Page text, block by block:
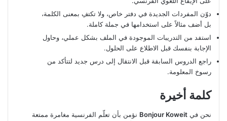
دوّن المفردات الجديدة في دفتر خاص، ولا تكتفِ بمعنى الكلمة،
بل أضف مثالاً على استخدامها في جملة كاملة.
استفد من التدريبات الموجودة في الملف بشكل عملي، وحاول
الإجابة بنفسك قبل الاطلاع على الحلول.
راجع الدروس السابقة قبل الانتقال إلى درس جديد لتتأكد من
رسوخ المعلومة.
كلمة أخيرة
نحن في Bonjour Koweit نؤمن بأن تعلّم الفرنسية مغامرة ممتعة